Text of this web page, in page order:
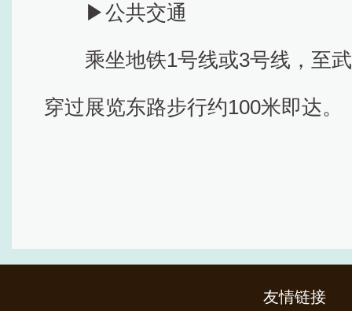
▶公共交通
乘坐地铁1号线或3号线，至
穿过展览东路步行约100米即达。
友情链接